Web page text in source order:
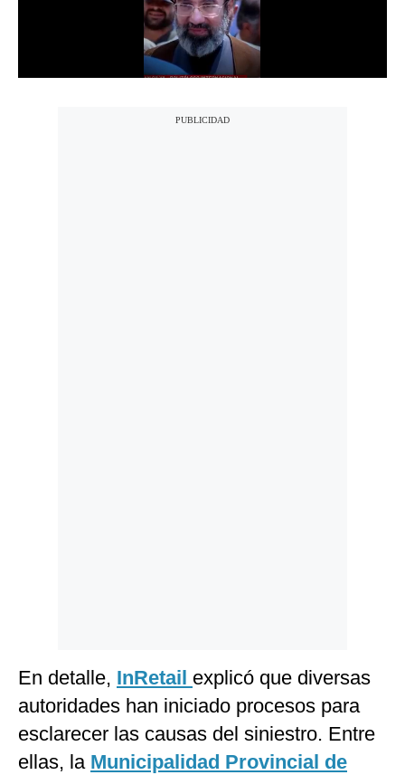
En detalle, InRetail explicó que diversas
autoridades han iniciado procesos para
esclarecer las causas del siniestro. Entre
ellas, la Municipalidad Provincial de